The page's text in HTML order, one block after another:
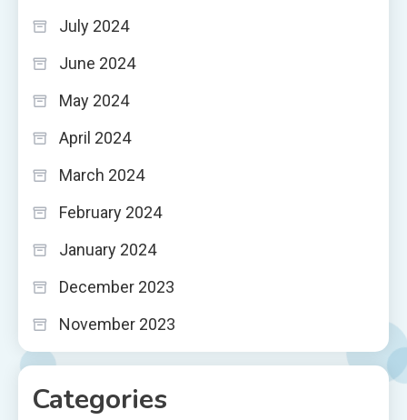
July 2024
June 2024
May 2024
April 2024
March 2024
February 2024
January 2024
December 2023
November 2023
Categories